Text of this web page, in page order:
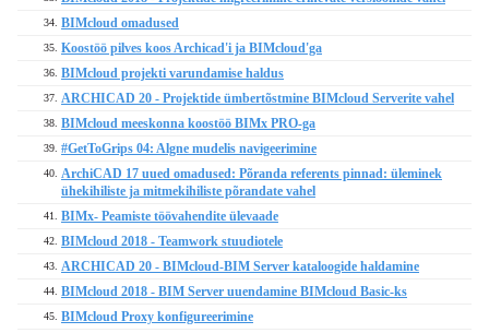
34. BIMcloud omadused
35. Koostöö pilves koos Archicad'i ja BIMcloud'ga
36. BIMcloud projekti varundamise haldus
37. ARCHICAD 20 - Projektide ümbertõstmine BIMcloud Serverite vahel
38. BIMcloud meeskonna koostöö BIMx PRO-ga
39. #GetToGrips 04: Algne mudelis navigeerimine
40.
ArchiCAD 17 uued omadused: Põranda referents pinnad: üleminek
ühekihiliste ja mitmekihiliste põrandate vahel
41. BIMx- Peamiste töövahendite ülevaade
42. BIMcloud 2018 - Teamwork stuudiotele
43. ARCHICAD 20 - BIMcloud-BIM Server kataloogide haldamine
44. BIMcloud 2018 - BIM Server uuendamine BIMcloud Basic-ks
45. BIMcloud Proxy konfigureerimine